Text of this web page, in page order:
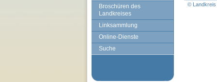
Broschüren des
Landkreises
Linksammlung
Online-Dienste
Suche
© Landkreis